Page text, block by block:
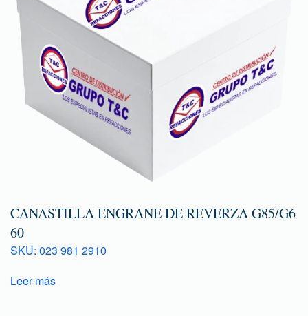
CANASTILLA ENGRANE DE REVERZA G85/G6
60
SKU: 023 981 2910
Leer más